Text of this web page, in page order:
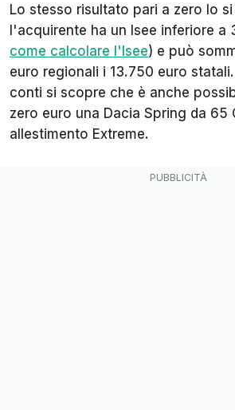
Lo stesso risultato pari a zero lo
l'acquirente ha un Isee inferiore a
come calcolare l'Isee) e può
euro regionali i 13.750 euro
conti si scopre che è anche
zero euro una Dacia Spring da 65
allestimento Extreme.